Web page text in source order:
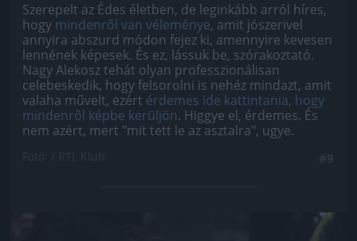
Szerepelt az Édes életben, de leginkább arról híres,
hogy mindenről van véleménye, amit jószerivel
annyira abszurd módon fejez ki, amennyire kevesen
lennének képesek. És ez, lássuk be, szórakoztató.
Nagy Alekosz tehát olyan professzionálisan
celebeskedik, hogy felsorolni is nehéz mindazt, amit
valaha művelt, ezért érdemes ide kattintania, hogy
mindenről képbe kerüljön. Higgye el, érdemes. És
nem azért, mert "mit tett le az asztalra", ugye.